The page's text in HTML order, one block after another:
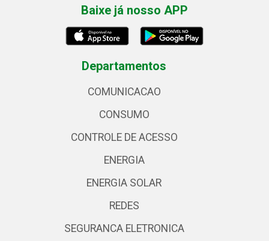
Baixe já nosso APP
Departamentos
COMUNICACAO
CONSUMO
CONTROLE DE ACESSO
ENERGIA
ENERGIA SOLAR
REDES
SEGURANCA ELETRONICA